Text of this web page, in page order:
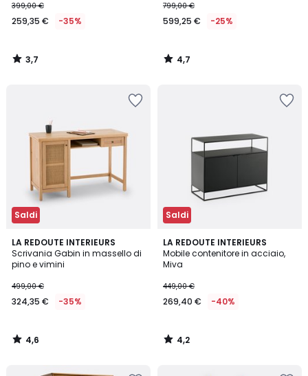
399,00 €
259,35 € -35%
3,7
/
799,00 €
599,25 € -25%
4,7
/
Saldi
LA REDOUTE INTERIEURS
Scrivania Gabin in massello di
pino e vimini
499,00 €
324,35 € -35%
4,6
/ 5
4,6
/
Saldi
LA REDOUTE INTERIEURS
Mobile contenitore in acciaio,
Miva
449,00 €
269,40 € -40%
4,2
/ 5
4,2
/